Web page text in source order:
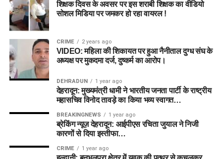
शिक्षक दिवस के अवसर पर इस शराबी शिक्षक का वीडियो
सोशल मिडिया पर जमकर हो रहा वायरल !
CRIME 2 years ago
VIDEO: महिला की शिकायत पर हुआ नैनीताल दुग्ध संघ के
अध्यक्ष पर मुकदमा दर्ज, दुष्कर्म का आरोप।
DEHRADUN 1 year ago
देहरादून: मुख्यमंत्री धामी ने भारतीय जनता पार्टी के राष्ट्रीय
महासचिव विनोद तावड़े का किया भव्य स्वागत…
BREAKINGNEWS 1 year ago
ब्रेकिंग न्यूज़ देहरादून: आईपीएस रचिता जुयाल ने निजी
कारणों से दिया इस्तीफा…
CRIME 1 year ago